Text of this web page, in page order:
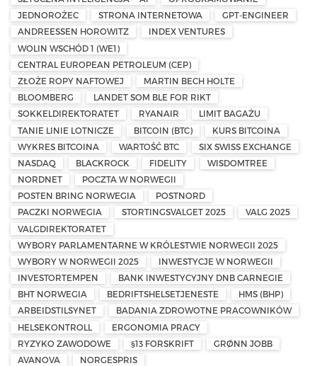
JEDNOROŻEC
STRONA INTERNETOWA
GPT-ENGINEER
ANDREESSEN HOROWITZ
INDEX VENTURES
WOLIN WSCHÓD 1 (WE1)
CENTRAL EUROPEAN PETROLEUM (CEP)
ZŁOŻE ROPY NAFTOWEJ
MARTIN BECH HOLTE
BLOOMBERG
LANDET SOM BLE FOR RIKT
SOKKELDIREKTORATET
RYANAIR
LIMIT BAGAŻU
TANIE LINIE LOTNICZE
BITCOIN (BTC)
KURS BITCOINA
WYKRES BITCOINA
WARTOŚĆ BTC
SIX SWISS EXCHANGE
NASDAQ
BLACKROCK FIDELITY
WISDOMTREE
NORDNET
POCZTA W NORWEGII
POSTEN BRING NORWEGIA
POSTNORD
PACZKI NORWEGIA
STORTINGSVALGET 2025
VALG 2025
VALGDIREKTORATET
WYBORY PARLAMENTARNE W KRÓLESTWIE NORWEGII 2025
WYBORY W NORWEGII 2025
INWESTYCJE W NORWEGII
INVESTORTEMPEN
BANK INWESTYCYJNY DNB CARNEGIE
BHT NORWEGIA
BEDRIFTSHELSETJENESTE
HMS (BHP)
ARBEIDSTILSYNET
BADANIA ZDROWOTNE PRACOWNIKÓW
HELSEKONTROLL
ERGONOMIA PRACY
RYZYKO ZAWODOWE
§13 FORSKRIFT
GRØNN JOBB
AVANOVA
NORGESPRIS